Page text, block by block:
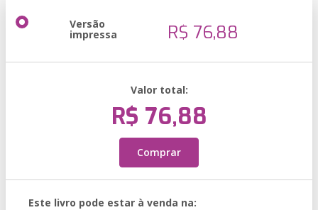
Versão
impressa R$ 76,88
Valor total:
R$ 76,88
Comprar
Este livro pode estar à venda na: